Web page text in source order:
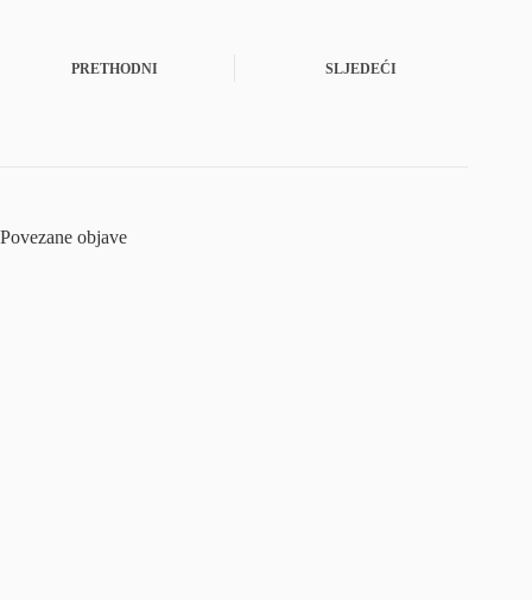
PRETHODNI SLJEDEĆI
Povezane objave